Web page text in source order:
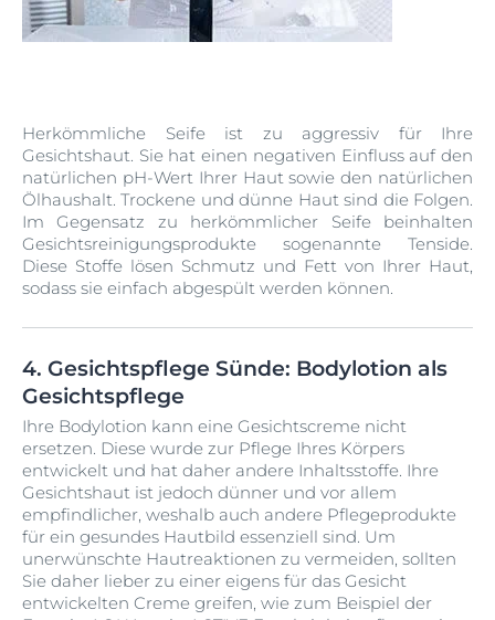
Herkömmliche Seife ist zu aggressiv für Ihre
Gesichtshaut. Sie hat einen negativen Einfluss auf den
natürlichen pH-Wert Ihrer Haut sowie den natürlichen
Ölhaushalt. Trockene und dünne Haut sind die Folgen.
Im Gegensatz zu herkömmlicher Seife beinhalten
Gesichtsreinigungsprodukte sogenannte Tenside.
Diese Stoffe lösen Schmutz und Fett von Ihrer Haut,
sodass sie einfach abgespült werden können.
4. Gesichtspflege Sünde: Bodylotion als
Gesichtspflege
Ihre Bodylotion kann eine Gesichtscreme nicht
ersetzen. Diese wurde zur Pflege Ihres Körpers
entwickelt und hat daher andere Inhaltsstoffe. Ihre
Gesichtshaut ist jedoch dünner und vor allem
empfindlicher, weshalb auch andere Pflegeprodukte
für ein gesundes Hautbild essenziell sind. Um
unerwünschte Hautreaktionen zu vermeiden, sollten
Sie daher lieber zu einer eigens für das Gesicht
entwickelten Creme greifen, wie zum Beispiel der